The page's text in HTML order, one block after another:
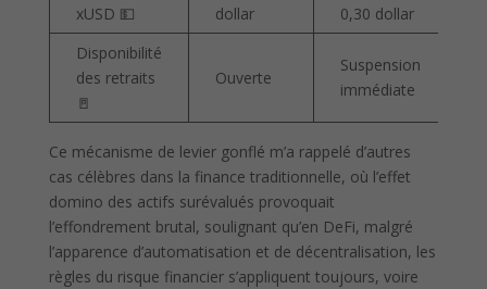
xUSD 💵
dollar
0,30 dollar
Disponibilité
des retraits
🚪
Ouverte
Suspension
immédiate
Ce mécanisme de levier gonflé m’a rappelé d’autres
cas célèbres dans la finance traditionnelle, où l’effet
domino des actifs surévalués provoquait
l’effondrement brutal, soulignant qu’en DeFi, malgré
l’apparence d’automatisation et de décentralisation, les
règles du risque financier s’appliquent toujours, voire